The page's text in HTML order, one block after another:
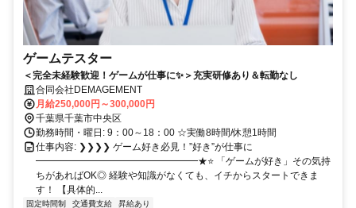
ゲームテスター
＜完全未経験歓迎！ゲームが仕事に✨＞充実研修あり＆転勤なし
合同会社DEMAGEMENT
月給250,000円～300,000円
千葉県千葉市中央区
勤務時間・曜日: 9：00～18：00 ☆実働8時間/休憩1時間
仕事内容: ❯❯❯❯ ゲーム好き必見！”好き”が仕事に
━━━━━━━━━━━━━━━━━★⭐ 「ゲームが好き」その気持
ちがあればOK◎ 経験や知識がなくても、イチからスタートできま
す！ 【具体的...
固定時間制 交通費支給 昇給あり